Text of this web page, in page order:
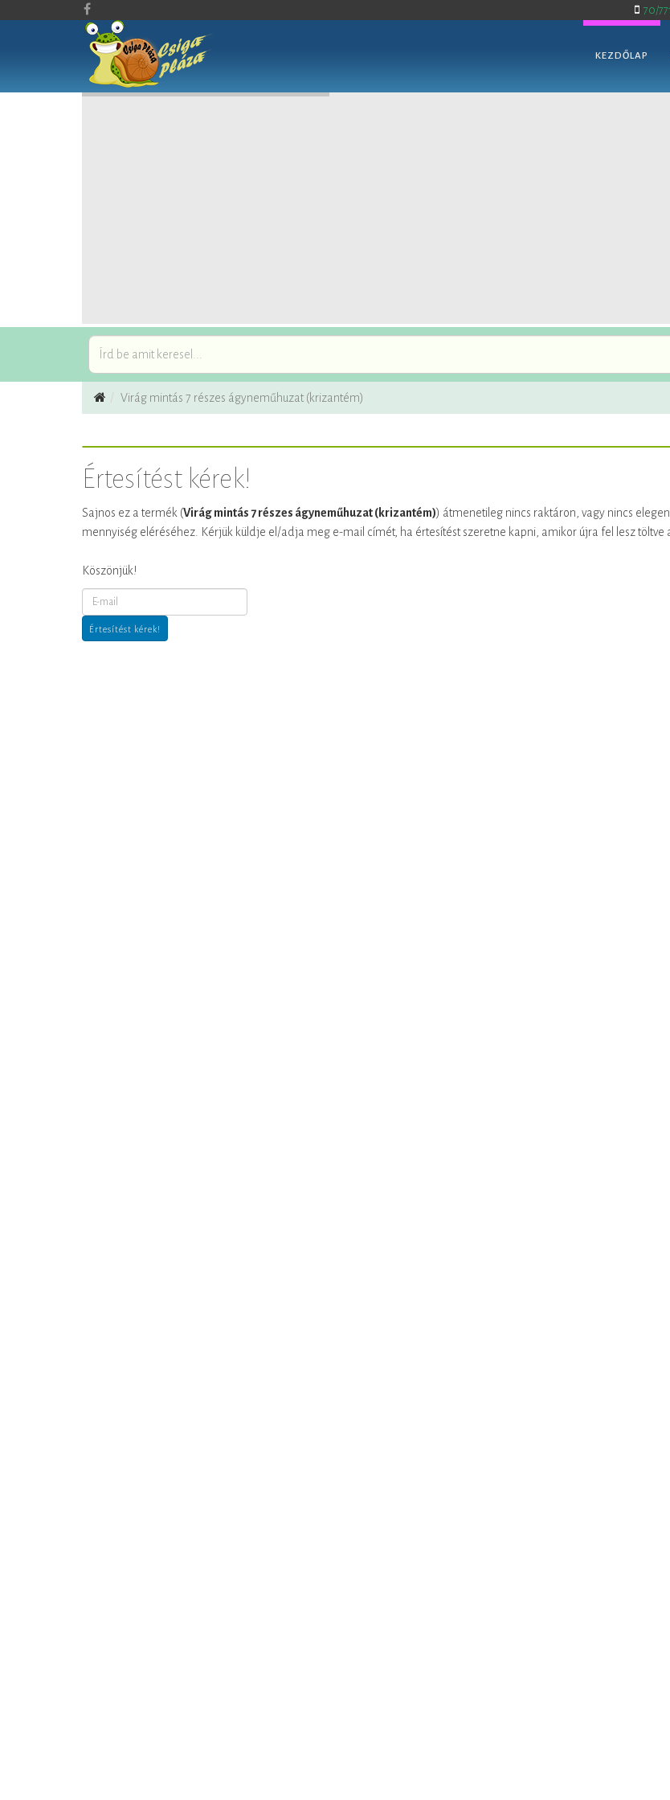
70/
KEZDŐLAP
Virág mintás 7 részes ágyneműhuzat (krizantém)
Értesítést kérek!
Sajnos ez a termék (Virág mintás 7 részes ágyneműhuzat (krizantém)) átmenetileg nincs raktáron, vagy nincs
mennyiség eléréséhez. Kérjük küldje el/adja meg e-mail címét, ha értesítést szeretne kapni, amikor újra fel lesz töltve
Köszönjük!